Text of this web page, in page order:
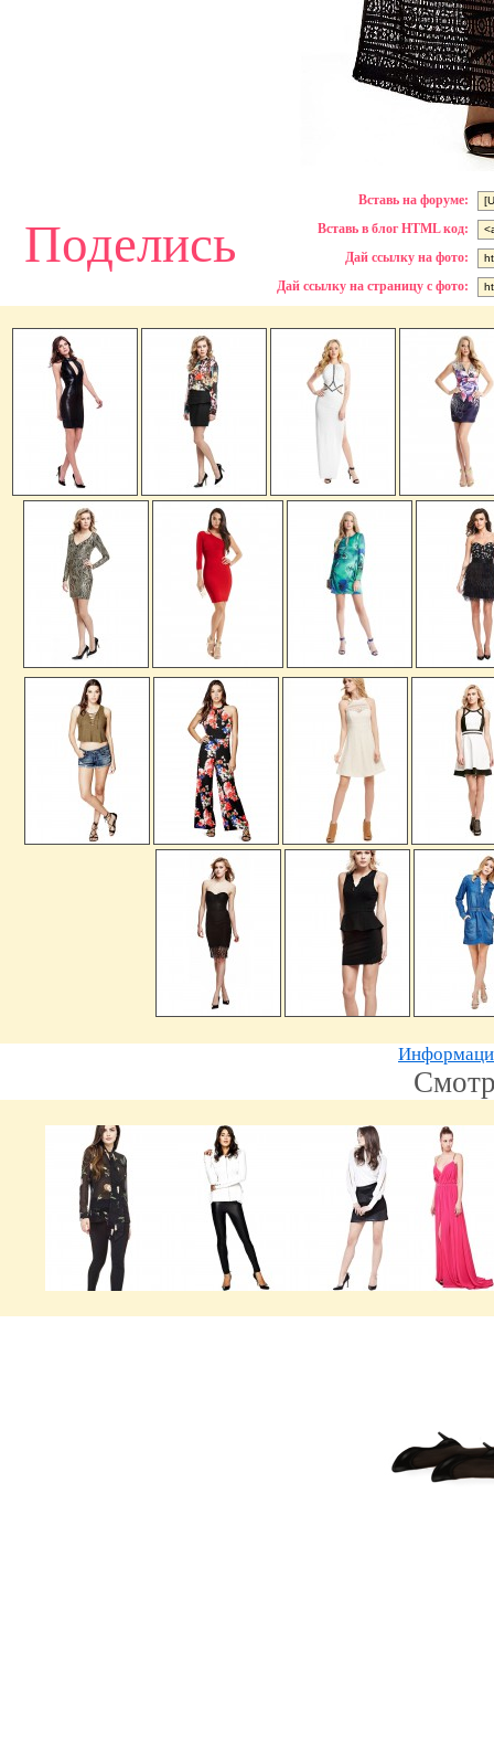
Поделись
Вставь на форуме:
Вставь в блог HTML код:
Дай ссылку на фото:
Дай ссылку на страницу с фото: